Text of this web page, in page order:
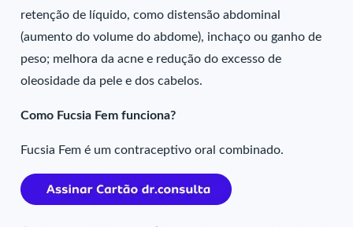
retenção de líquido, como distensão abdominal
(aumento do volume do abdome), inchaço ou ganho de
peso; melhora da acne e redução do excesso de
oleosidade da pele e dos cabelos.
Como Fucsia Fem funciona?
Fucsia Fem é um contraceptivo oral combinado.